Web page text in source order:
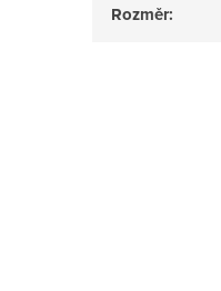
Rozměr: